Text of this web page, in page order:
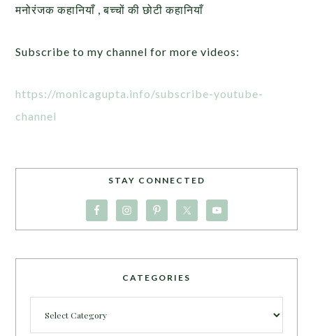
मनोरंजक कहानियाँ , बच्चों की छोटी कहानियाँ
Subscribe to my channel for more videos:
https://monicagupta.info/subscribe-youtube-
channel
STAY CONNECTED
CATEGORIES